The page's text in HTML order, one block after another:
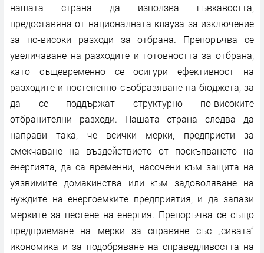
нашата страна да използва гъвкавостта,
предоставяна от националната клауза за изключение
за по-високи разходи за отбрана. Препоръчва се
увеличаване на разходите и готовността за отбрана,
като същевременно се осигури ефективност на
разходите и постепенно съобразяване на бюджета, за
да се поддържат структурно по-високите
отбранителни разходи. Нашата страна следва да
направи така, че всички мерки, предприети за
смекчаване на въздействието от поскъпването на
енергията, да са временни, насочени към защита на
уязвимите домакинства или към задоволяване на
нуждите на енергоемките предприятия, и да запази
мерките за пестене на енергия. Препоръчва се също
предприемане на мерки за справяне със „сивата“
икономика и за подобряване на справедливостта на